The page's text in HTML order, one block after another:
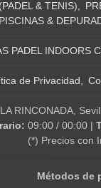
& TENIS)
PISCINAS &
PADEL INDOORS
de Privacidad
RINCONADA,
09:00 / 00:00 |
(*) Precios con
Métodos de